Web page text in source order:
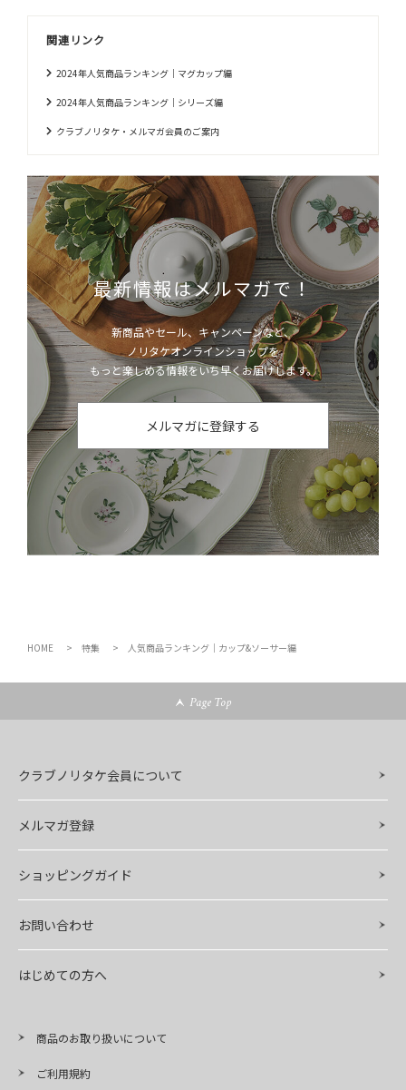
関連リンク
2024年人気商品ランキング｜マグカップ編
2024年人気商品ランキング｜シリーズ編
クラブノリタケ・メルマガ会員のご案内
最新情報はメルマガで！
新商品やセール、キャンペーンなど、
ノリタケオンラインショップを
もっと楽しめる情報をいち早くお届けします。
メルマガに登録する
HOME 特集 人気商品ランキング｜カップ&ソーサー編
Page Top
クラブノリタケ会員について
メルマガ登録
ショッピングガイド
お問い合わせ
はじめての方へ
商品のお取り扱いについて
ご利用規約